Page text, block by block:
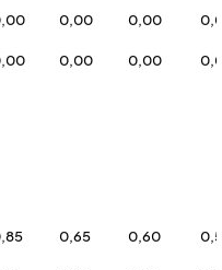
0,00 0,00
0,00 0,00
0,65 0,60